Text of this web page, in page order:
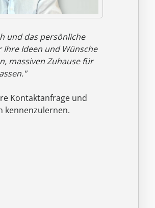
und das persönliche
Ihre Ideen und Wünsche
massiven Zuhause für
Kontaktanfrage und
kennenzulernen.